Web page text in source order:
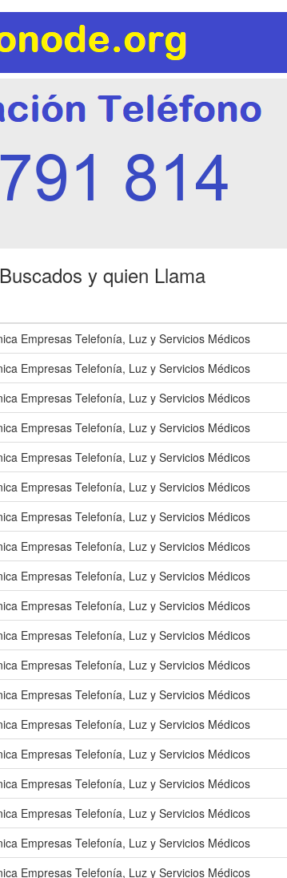
y quien Llama
Empresas Telefonía, Luz y Servicios Médicos
Empresas Telefonía, Luz y Servicios Médicos
Empresas Telefonía, Luz y Servicios Médicos
Empresas Telefonía, Luz y Servicios Médicos
Empresas Telefonía, Luz y Servicios Médicos
Empresas Telefonía, Luz y Servicios Médicos
Empresas Telefonía, Luz y Servicios Médicos
Empresas Telefonía, Luz y Servicios Médicos
Empresas Telefonía, Luz y Servicios Médicos
Empresas Telefonía, Luz y Servicios Médicos
Empresas Telefonía, Luz y Servicios Médicos
Empresas Telefonía, Luz y Servicios Médicos
Empresas Telefonía, Luz y Servicios Médicos
Empresas Telefonía, Luz y Servicios Médicos
Empresas Telefonía, Luz y Servicios Médicos
Empresas Telefonía, Luz y Servicios Médicos
Empresas Telefonía, Luz y Servicios Médicos
Empresas Telefonía, Luz y Servicios Médicos
Empresas Telefonía, Luz y Servicios Médicos